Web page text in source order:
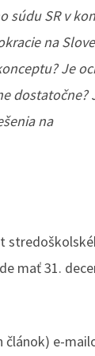
súdu SR v
na
Je
dostatočne?
na
mať 31.
článok) e-